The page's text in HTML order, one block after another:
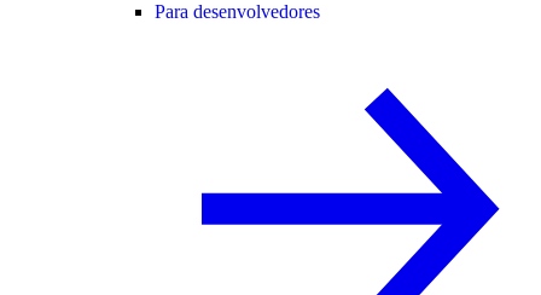
Para desenvolvedores